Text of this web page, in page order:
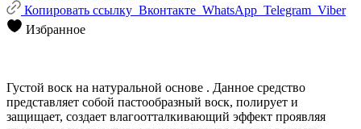
Копировать ссылку Вконтакте WhatsApp Telegram Viber
Избранное
Густой воск на натуральной основе . Данное средство
представляет собой пастообразный воск, полирует и
защищает, создает влагоотталкивающий эффект проявляя